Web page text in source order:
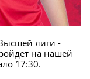
лиги -
на нашей
17:30.